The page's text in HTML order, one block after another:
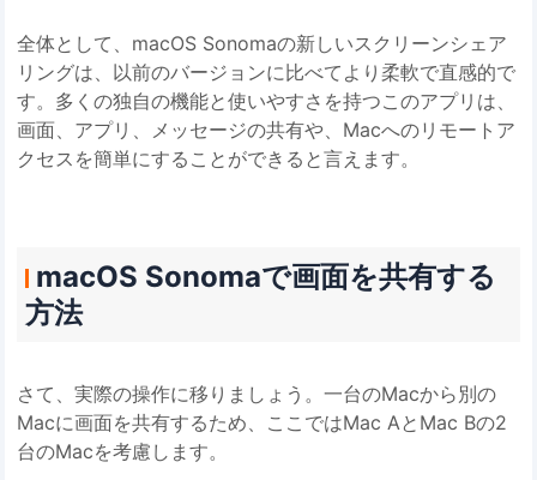
全体として、macOS Sonomaの新しいスクリーンシェア
リングは、以前のバージョンに比べてより柔軟で直感的で
す。多くの独自の機能と使いやすさを持つこのアプリは、
画面、アプリ、メッセージの共有や、Macへのリモートア
クセスを簡単にすることができると言えます。
macOS Sonomaで画面を共有する
方法
さて、実際の操作に移りましょう。一台のMacから別の
Macに画面を共有するため、ここではMac AとMac Bの2
台のMacを考慮します。